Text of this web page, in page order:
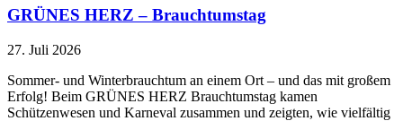
GRÜNES HERZ – Brauchtumstag
27. Juli 2026
Sommer- und Winterbrauchtum an einem Ort – und das mit großem
Erfolg! Beim GRÜNES HERZ Brauchtumstag kamen
Schützenwesen und Karneval zusammen und zeigten, wie vielfältig